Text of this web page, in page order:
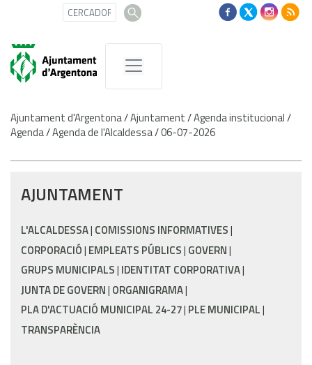
Ajuntament d'Argentona/Ajuntament/Agenda institucional/
Agenda/Agenda de l'Alcaldessa/06-07-2026
AJUNTAMENT
L'ALCALDESSA COMISSIONS INFORMATIVES
CORPORACIÓ EMPLEATS PÚBLICS GOVERN
GRUPS MUNICIPALS IDENTITAT CORPORATIVA
JUNTA DE GOVERN ORGANIGRAMA
PLA D'ACTUACIÓ MUNICIPAL 24-27 PLE MUNICIPAL
TRANSPARÈNCIA